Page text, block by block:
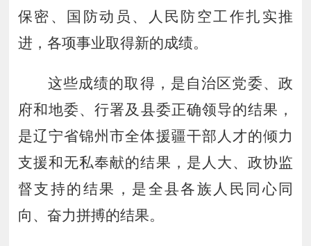
保密、国防动员、人民防空工作扎实推
进，各项事业取得新的成绩。
这些成绩的取得， 是自治区党委、 政
府和地委、行署及县委正确领导的结果 ，
是辽宁省锦州市全体援疆干部人才的倾力
支援和无私奉献的结果 ， 是人大、 政协监
督支持的结果 ， 是全县各族人民 同心同
向 、奋力拼搏的结果。